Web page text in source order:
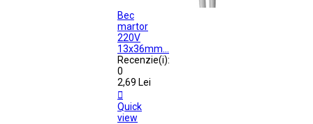
Bec
martor
220V
13x36mm...
Recenzie(i):
0
2,69 Lei

Quick
view